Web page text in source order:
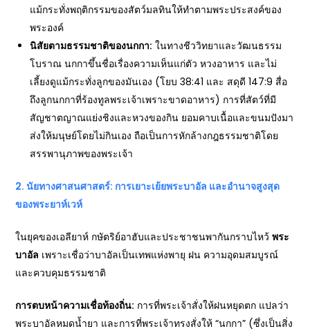
แม้กระทั่งพฤติกรรมของสัตว์มลทินให้ทำตามพระประสงค์ของ
พระองค์
นิสัยตามธรรมชาติของนกกา: ในทางชีววิทยาและวัฒนธรรม
โบราณ นกกาขึ้นชื่อเรื่องความเห็นแก่ตัว หวงอาหาร และไม่
เลี้ยงดูแม้กระทั่งลูกของมันเอง (โยบ 38:41 และ สดุดี 147:9 สื่อ
ถึงลูกนกกาที่ร้องทูลพระเจ้าเพราะขาดอาหาร) การที่สัตว์ที่มี
สัญชาตญาณแย่งชิงและหวงของกิน ยอมคาบเนื้อและขนมปังมา
ส่งให้มนุษย์โดยไม่กินเอง ถือเป็นการหักล้างกฎธรรมชาติโดย
สรรพานุภาพของพระเจ้า
2.นัยทางศาสนศาสตร์: การเยาะเย้ยพระบาอัล และอำนาจสูงสุด
ของพระยาห์เวห์
ในยุคของเอลียาห์ กษัตริย์อาฮับและประชาชนพากันกราบไหว้พระ
บาอัล เพราะเชื่อว่าบาอัลเป็นเทพแห่งพายุ ฝน ความอุดมสมบูรณ์
และควบคุมธรรมชาติ
การตบหน้าความเชื่อท้องถิ่น: การที่พระเจ้าสั่งให้ฝนหยุดตก แปลว่า
พระบาอัลหมดน้ำยา และการที่พระเจ้าทรงสั่งให้ “นกกา” (ซึ่งเป็นสิ่ง